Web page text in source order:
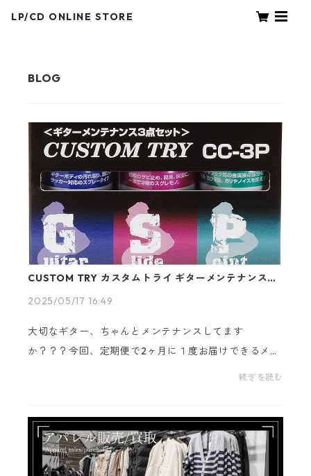
LP/CD ONLINE STORE
CUSTOM TRY カスタムトライ ギターメンテナンス3
2025/05/17 16:49
大切なギター、ちゃんとメンテナンスしてます
か？？？今回、定期便で2ヶ月に１度お届けできるメン
テナンスグッズが登場CC-3P商品紹介ギターのメンテ
続きを読む